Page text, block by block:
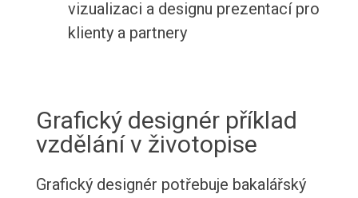
vizualizaci a designu prezentací pro
klienty a partnery
Grafický designér příklad
vzdělání v životopise
Grafický designér potřebuje bakalářský